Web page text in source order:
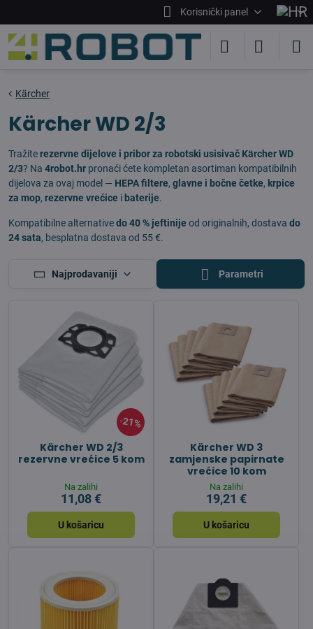
Korisnički panel
Kärcher
Kärcher WD 2/3
Tražiterezervne dijelove i pribor za robotski usisivač Kärcher WD
2/3? Na 4robot.hr pronaći ćete kompletan asortiman kompatibilnih
dijelova za ovaj model — HEPA filtere, glavne i bočne četke, krpice
za mop, rezervne vrećice i baterije.
Kompatibilne alternativedo 40 % jeftinije od originalnih, dostava do
24 sata, besplatna dostava od 55 €.
Najprodavaniji Parametri
21%
Kärcher WD 2/3
rezervne vrećice 5 kom
Na zalihi
11,08 €
U košaricu
Kärcher WD 3
zamjenske papirnate
vrećice 10 kom
Na zalihi
19,21 €
U košaricu